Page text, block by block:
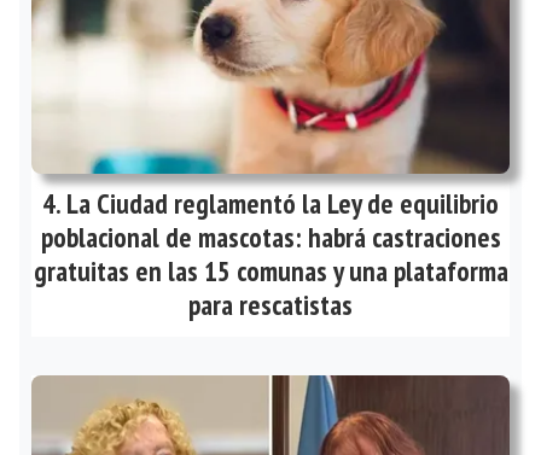
La Ciudad reglamentó la Ley de equilibrio
poblacional de mascotas: habrá castraciones
gratuitas en las 15 comunas y una plataforma
para rescatistas